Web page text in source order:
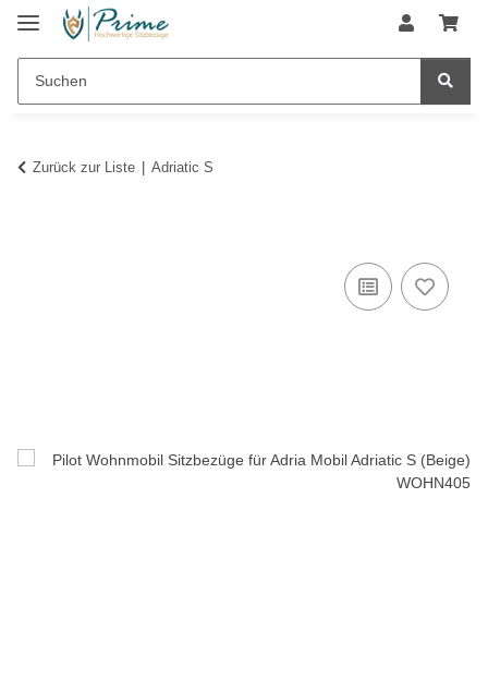
Zurück zur Liste Adriatic S